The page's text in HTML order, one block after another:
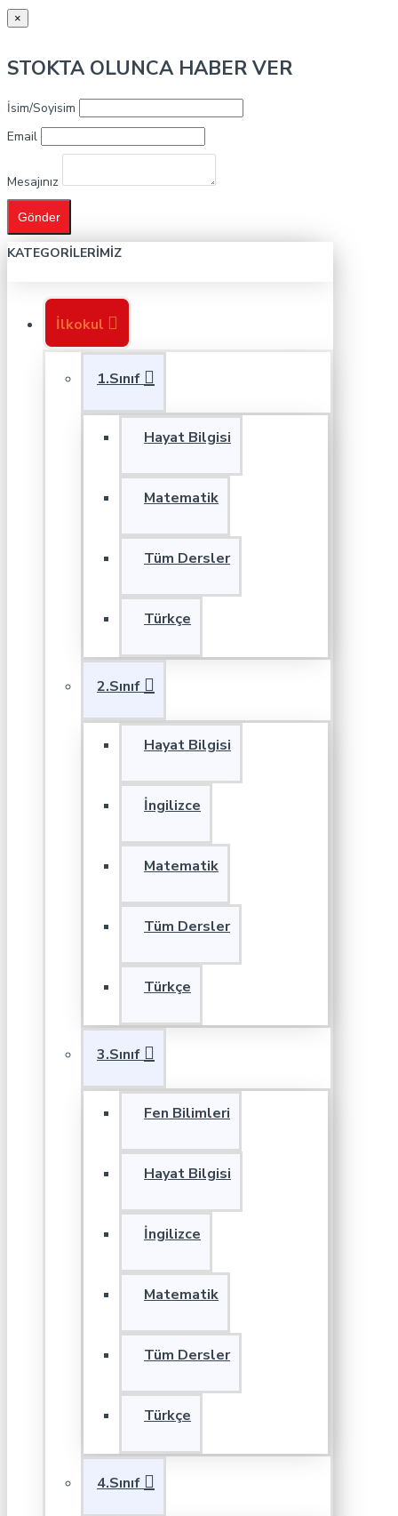
×
STOKTA OLUNCA HABER VER
İsim/Soyisim
Email
Mesajınız
Gönder
KATEGORILERIMIZ
İlkokul
1.Sınıf
Hayat Bilgisi
Matematik
Tüm Dersler
Türkçe
2.Sınıf
Hayat Bilgisi
İngilizce
Matematik
Tüm Dersler
Türkçe
3.Sınıf
Fen Bilimleri
Hayat Bilgisi
İngilizce
Matematik
Tüm Dersler
Türkçe
4.Sınıf